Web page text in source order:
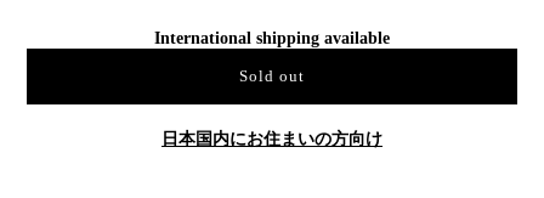
International shipping available
Sold out
日本国内にお住まいの方向け